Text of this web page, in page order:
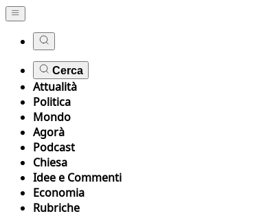
Cerca
Attualità
Politica
Mondo
Agorà
Podcast
Chiesa
Idee e Commenti
Economia
Rubriche